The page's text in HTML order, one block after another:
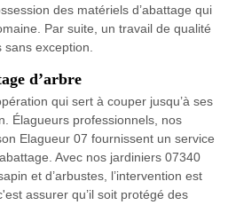
des matériels d’abattage qui
Par suite, un travail de qualité
sans exception.
d’arbre
qui sert à couper jusqu’à ses
Élagueurs professionnels, nos
Elagueur 07 fournissent un service
Avec nos jardiniers 07340
et d’arbustes, l’intervention est
assurer qu’il soit protégé des